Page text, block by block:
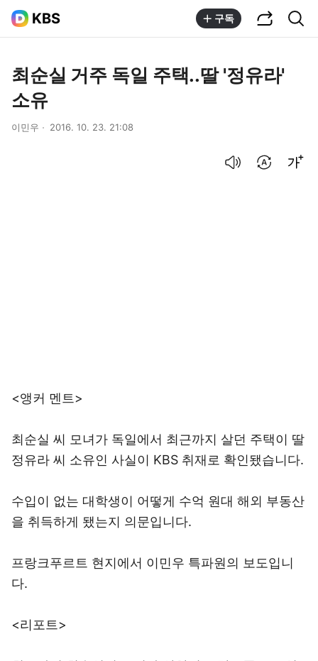
KBS 구독
최순실 거주 독일 주택..딸 '정유라'
소유
이민우 2016. 10. 23. 21:08
<앵커 멘트>
최순실 씨 모녀가 독일에서 최근까지 살던 주택이 딸
정유라 씨 소유인 사실이 KBS 취재로 확인됐습니다.
수입이 없는 대학생이 어떻게 수억 원대 해외 부동산
을 취득하게 됐는지 의문입니다.
프랑크푸르트 현지에서 이민우 특파원의 보도입니
다.
<리포트>